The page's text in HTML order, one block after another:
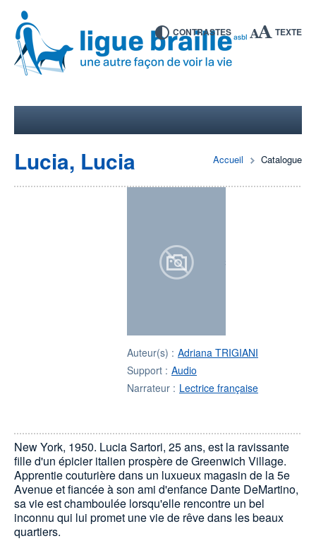
CONTRASTES TEXTE
Accueil Catalogue
Lucia, Lucia
Auteur(s) : Adriana TRIGIANI
Support : Audio
Narrateur : Lectrice française
New York, 1950. Lucia Sartori, 25 ans, est la ravissante
fille d'un épicier italien prospère de Greenwich Village.
Apprentie couturière dans un luxueux magasin de la 5e
Avenue et fiancée à son ami d'enfance Dante DeMartino,
sa vie est chamboulée lorsqu'elle rencontre un bel
inconnu qui lui promet une vie de rêve dans les beaux
quartiers.